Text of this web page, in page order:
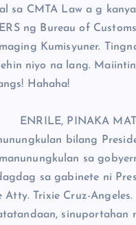
sa CMTA Law a g
ng Bureau of
Kumisyuner.
niyo na lang.
Hahaha!
ENRILE, PINAKA
bilang
sa
sa gabinete ni
Atty. Trixie Cruz-
sinuportahan